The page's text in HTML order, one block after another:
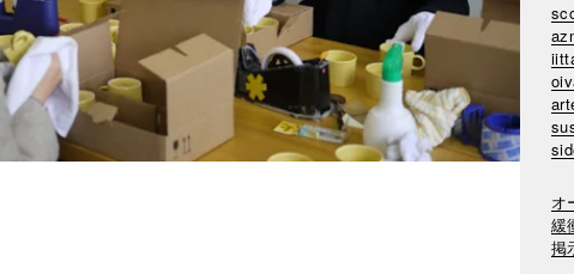
オ
緩
掲